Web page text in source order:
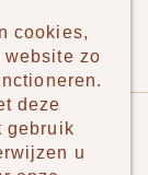
cookies,
website zo
deze
gebruik
u